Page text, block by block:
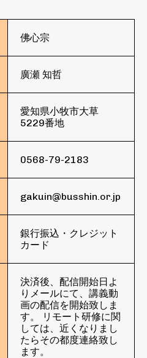
佛心宗
廣瀬 知哲
愛知県小牧市大草
5229番地
0568-79-2183
gakuin@busshin.or.jp
銀行振込・クレジット
カード
決済後、配信開始日よ
りメールにて、講義動
画の配信を開始致しま
す。 リモート研修に関
しては、近くなりまし
たらその都度連絡致し
ます。